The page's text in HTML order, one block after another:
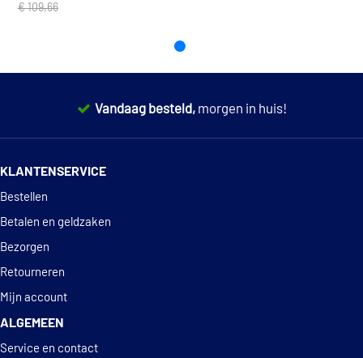
€ 109,66
Vandaag besteld, morgen in huis!
KLANTENSERVICE
Bestellen
Betalen en geldzaken
Bezorgen
Retourneren
Mijn account
ALGEMEEN
Service en contact